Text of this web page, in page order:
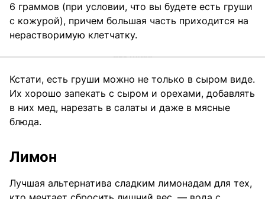
6 граммов (при условии, что вы будете есть груши
с кожурой), причем большая часть приходится на
нерастворимую клетчатку.
Кстати, есть груши можно не только в сыром виде.
Их хорошо запекать с сыром и орехами, добавлять
в них мед, нарезать в салаты и даже в мясные
блюда.
Лимон
Лучшая альтернатива сладким лимонадам для тех,